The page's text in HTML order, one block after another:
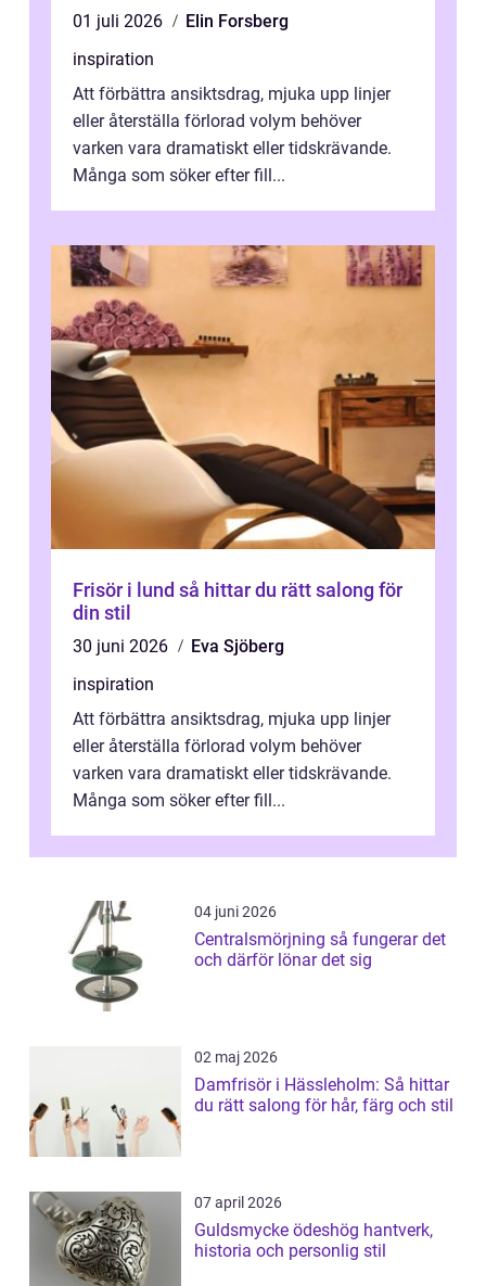
01 juli 2026
Elin Forsberg
inspiration
Att förbättra ansiktsdrag, mjuka upp linjer
eller återställa förlorad volym behöver
varken vara dramatiskt eller tidskrävande.
Många som söker efter fill...
Frisör i lund så hittar du rätt salong för
din stil
30 juni 2026
Eva Sjöberg
inspiration
Att förbättra ansiktsdrag, mjuka upp linjer
eller återställa förlorad volym behöver
varken vara dramatiskt eller tidskrävande.
Många som söker efter fill...
04 juni 2026
Centralsmörjning så fungerar det
och därför lönar det sig
02 maj 2026
Damfrisör i Hässleholm: Så hittar
du rätt salong för hår, färg och stil
07 april 2026
Guldsmycke ödeshög hantverk,
historia och personlig stil